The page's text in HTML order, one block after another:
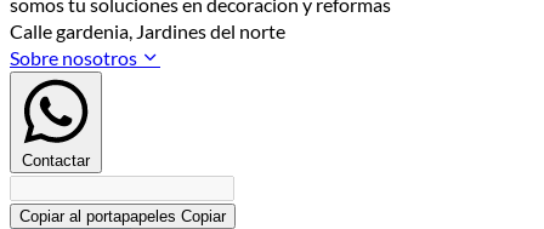
Calle gardenia, Jardines del norte
Sobre nosotros
Contactar
Copiar al portapapeles Copiar